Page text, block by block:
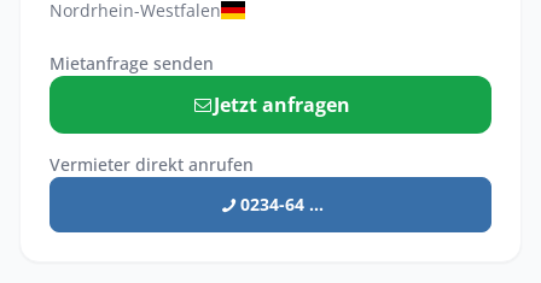
Nordrhein-Westfalen
Mietanfrage senden
Jetzt anfragen
Vermieter direkt anrufen
0234-64 ...